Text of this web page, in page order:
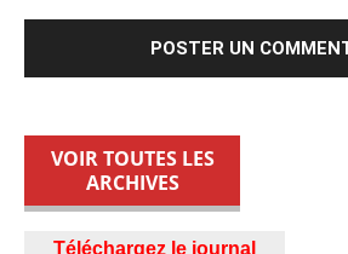
VOIR TOUTES LES
ARCHIVES